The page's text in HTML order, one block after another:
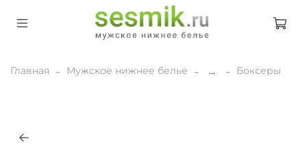
Главная Мужское нижнее белье ... Боксеры